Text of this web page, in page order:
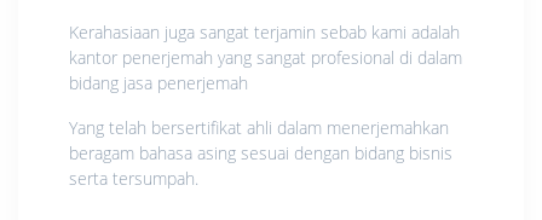
Kerahasiaan juga sangat terjamin sebab kami adalah
kantor penerjemah yang sangat profesional di dalam
bidang jasa penerjemah
Yang telah bersertifikat ahli dalam menerjemahkan
beragam bahasa asing sesuai dengan bidang bisnis
serta tersumpah.